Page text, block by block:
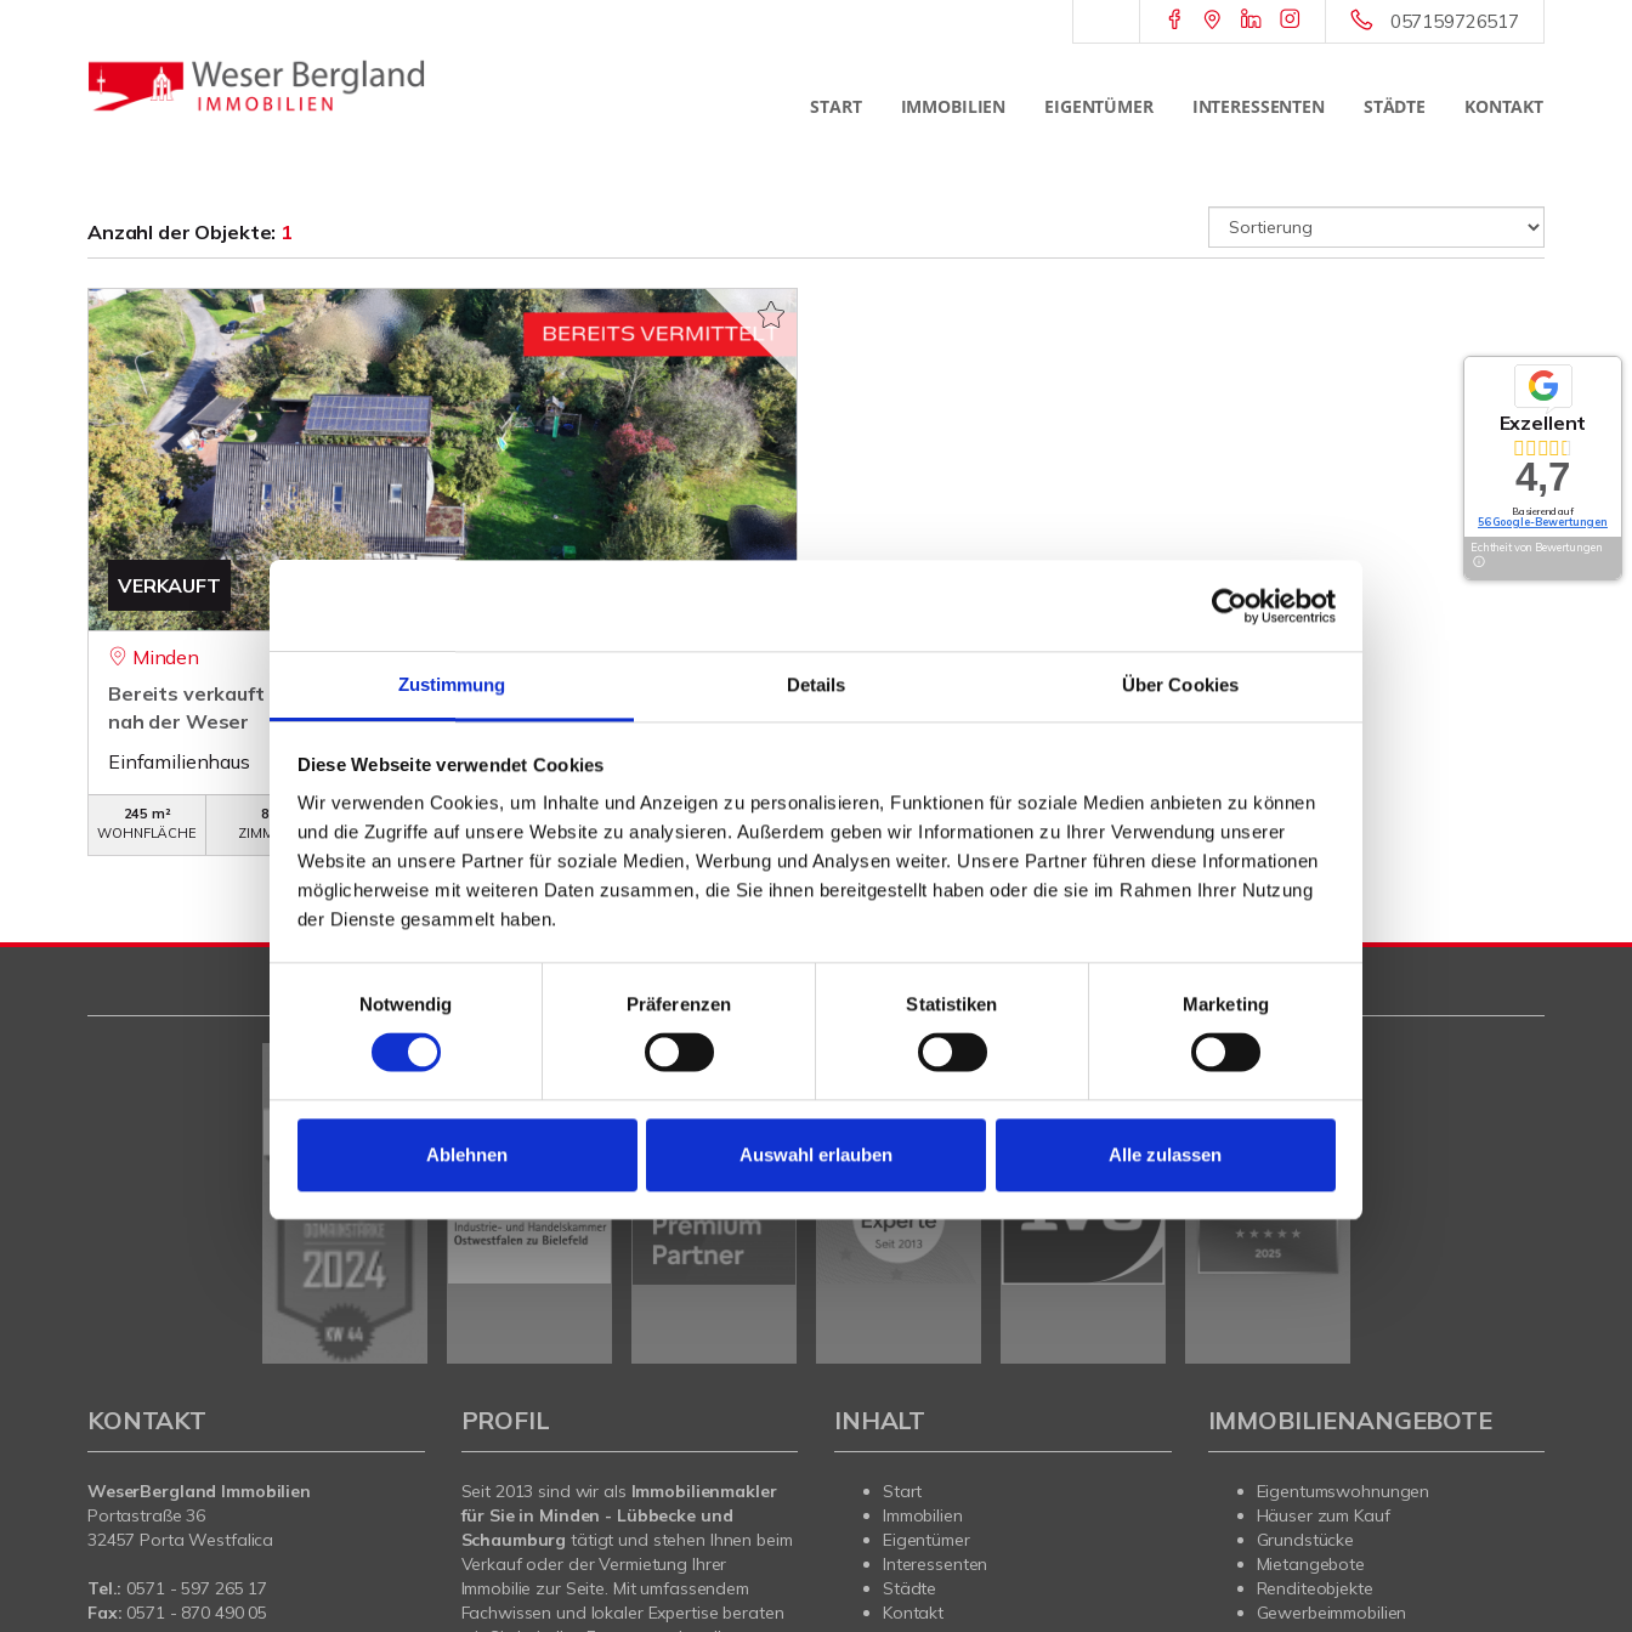
Zustimmung Details Über Cookies
Diese Webseite verwendet Cookies
Wir verwenden Cookies, um Inhalte und Anzeigen zu personalisieren, Funktionen für soziale Medien anbieten zu können
und die Zugriffe auf unsere Website zu analysieren. Außerdem geben wir Informationen zu Ihrer Verwendung unserer
Website an unsere Partner für soziale Medien, Werbung und Analysen weiter. Unsere Partner führen diese Informationen
möglicherweise mit weiteren Daten zusammen, die Sie ihnen bereitgestellt haben oder die sie im Rahmen Ihrer Nutzung
der Dienste gesammelt haben.
Notwendig
Präferenzen Statistiken Marketing
Ablehnen Auswahl erlauben Alle zulassen
057159726517
START IMMOBILIEN EIGENTÜMER INTERESSENTEN STÄDTE KONTAKT
Anzahl der Objekte: 1
VERKAUFT
Minden
Bereits verkauft - Großzügig Wohnen im renovierten Fachwerkhaus,
nah der Weser
Einfamilienhaus
245 m²
WOHNFLÄCHE
8
ZIMMER
WB-551
OBJEKTNUMMER
ZUM EXPOSÉ
Exzellent
4,7
Basierend auf
56 Google-Bewertungen
Echtheit von Bewertungen
PARTNER & AUSZEICHNUNGEN
KONTAKT
WeserBergland Immobilien
Portastraße 36
32457 Porta Westfalica
Tel.: 0571 - 597 265 17
Fax: 0571 - 870 490 05
PROFIL
Seit 2013 sind wir als Immobilienmakler
für Sie in Minden - Lübbecke und
Schaumburgtätigt und stehen Ihnen beim
Verkauf oder der Vermietung Ihrer
Immobilie zur Seite. Mit umfassendem
Fachwissen und lokaler Expertise beraten
INHALT
Start
Immobilien
Eigentümer
Interessenten
Städte
Kontakt
IMMOBILIENANGEBOTE
Eigentumswohnungen
Häuser zum Kauf
Grundstücke
Mietangebote
Renditeobjekte
Gewerbeimmobilien